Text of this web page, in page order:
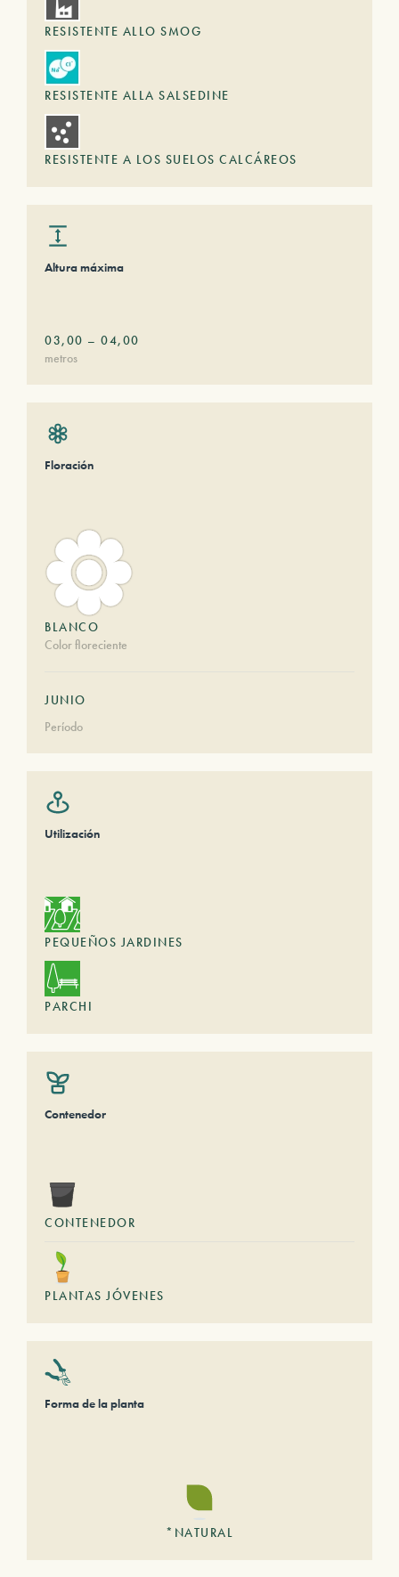
RESISTENTE ALLO SMOG
RESISTENTE ALLA SALSEDINE
RESISTENTE A LOS SUELOS CALCÁREOS
Altura máxima
03,00 – 04,00
metros
Floración
BLANCO
Color floreciente
JUNIO
Período
Utilización
PEQUEÑOS JARDINES
PARCHI
Contenedor
CONTENEDOR
PLANTAS JÓVENES
Forma de la planta
*NATURAL